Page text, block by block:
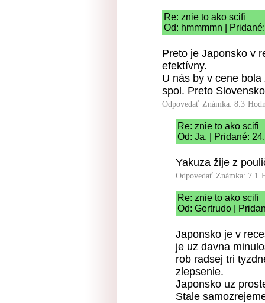
Re: znie to ako scifi
Od: hmmmmn |
Preto je Japonsko v
efektívny.
U nás by v cene
spol. Preto
Odpovedať Známka: 8.3
Re: znie to ako scifi
Od: Ja. | Pridané:
Yakuza žije z
Odpovedať Známka: 7.1
Re: znie to ako scifi
Od: Gertrudo |
Japonsko je v
je uz davna
rob radsej tri
zlepsenie.
Japonsko uz
Stale